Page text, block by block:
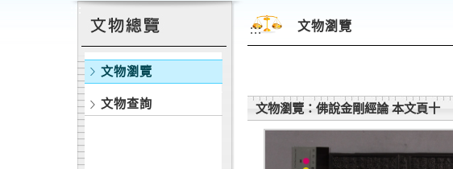
文物瀏覽
文物查詢
::: 文物瀏覽
文物瀏覽：佛說金剛經論 本文頁十